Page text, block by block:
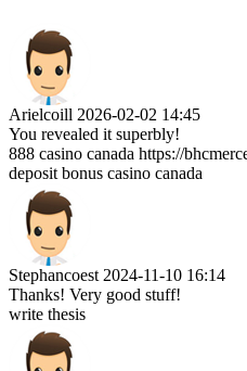
Arielcoill 2026-02-02 14:45
You revealed it superbly!
888 casino canada https://
deposit bonus casino canada
Stephancoest 2024-11-10 16:14
Thanks! Very good stuff!
write thesis